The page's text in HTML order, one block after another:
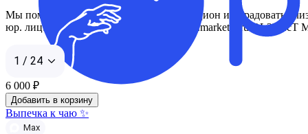
Мы поможем вам разнообразить свой рацион и порадовать
юр. лиц: https://telega.in/m/kinocneki или s.marketly.ru/OL2leEcT
1 / 24
6 000 ₽
Добавить в корзину
Выпечка к чаю ✨
Max